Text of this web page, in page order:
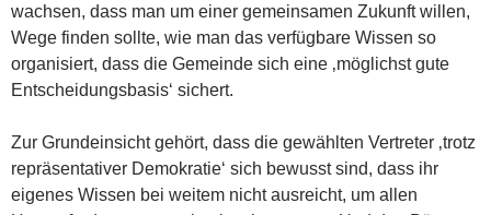
wachsen, dass man um einer gemeinsamen Zukunft willen,
Wege finden sollte, wie man das verfügbare Wissen so
organisiert, dass die Gemeinde sich eine ‚möglichst gute
Entscheidungsbasis‘ sichert.
Zur Grundeinsicht gehört, dass die gewählten Vertreter ‚trotz
repräsentativer Demokratie‘ sich bewusst sind, dass ihr
eigenes Wissen bei weitem nicht ausreicht, um allen